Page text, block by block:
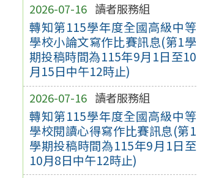
2026-07-16 讀者服務組
轉知第115學年度全國高級中等
學校小論文寫作比賽訊息(第1學
期投稿時間為115年9月1日至10
月15日中午12時止)
2026-07-16 讀者服務組
轉知第115學年度全國高級中等
學校閱讀心得寫作比賽訊息(第1
學期投稿時間為115年9月1日至
10月8日中午12時止)